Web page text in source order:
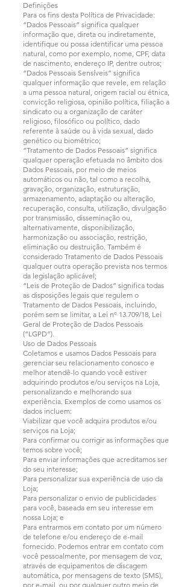
Definições
Para os fins desta Política de Privacidade:
“Dados Pessoais” significa qualquer
informação que, direta ou indiretamente,
identifique ou possa identificar uma pessoa
natural, como por exemplo, nome, CPF, data
de nascimento, endereço IP, dentre outros;
“Dados Pessoais Sensíveis” significa
qualquer informação que revele, em relação
a uma pessoa natural, origem racial ou étnica,
convicção religiosa, opinião política, filiação a
sindicato ou a organização de caráter
religioso, filosófico ou político, dado
referente à saúde ou à vida sexual, dado
genético ou biométrico;
“Tratamento de Dados Pessoais” significa
qualquer operação efetuada no âmbito dos
Dados Pessoais, por meio de meios
automáticos ou não, tal como a recolha,
gravação, organização, estruturação,
armazenamento, adaptação ou alteração,
recuperação, consulta, utilização, divulgação
por transmissão, disseminação ou,
alternativamente, disponibilização,
harmonização ou associação, restrição,
eliminação ou destruição. Também é
considerado Tratamento de Dados Pessoais
qualquer outra operação prevista nos termos
da legislação aplicável;
“Leis de Proteção de Dados” significa todas
as disposições legais que regulem o
Tratamento de Dados Pessoais, incluindo,
porém sem se limitar, a Lei nº 13.709/18, Lei
Geral de Proteção de Dados Pessoais
(“LGPD”).
Uso de Dados Pessoais
Coletamos e usamos Dados Pessoais para
gerenciar seu relacionamento conosco e
melhor atendê-lo quando você estiver
adquirindo produtos e/ou serviços na Loja,
personalizando e melhorando sua
experiência. Exemplos de como usamos os
dados incluem:
Viabilizar que você adquira produtos e/ou
serviços na Loja;
Para confirmar ou corrigir as informações que
temos sobre você;
Para enviar informações que acreditamos ser
do seu interesse;
Para personalizar sua experiência de uso da
Loja;
Para personalizar o envio de publicidades
para você, baseada em seu interesse em
nossa Loja; e
Para entrarmos em contato por um número
de telefone e/ou endereço de e-mail
fornecido. Podemos entrar em contato com
você pessoalmente, por mensagem de voz,
através de equipamentos de discagem
automática, por mensagens de texto (SMS),
por e-mail, ou por qualquer outro meio de